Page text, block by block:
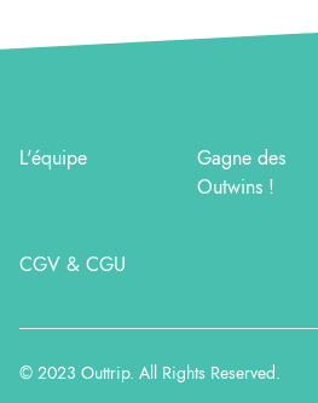
L'équipe
Gagne des
Outwins !
CGV & CGU
© 2023 Outtrip. All Rights Reserved.